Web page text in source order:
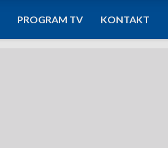
PROGRAM TV KONTAKT